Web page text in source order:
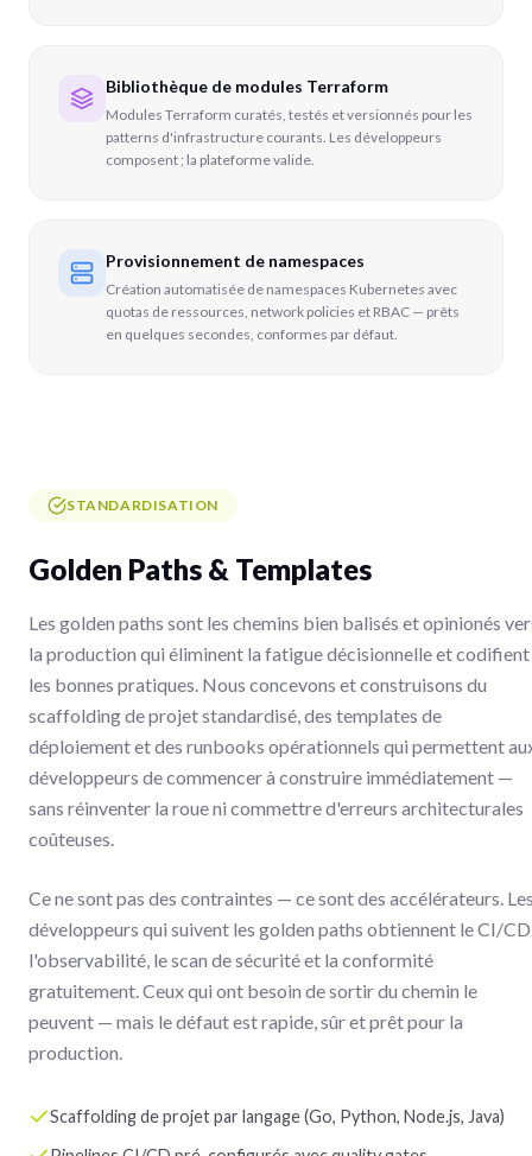
Bibliothèque de modules Terraform
Modules Terraform curatés, testés et versionnés pour les
patterns d'infrastructure courants. Les développeurs
composent ; la plateforme valide.
Provisionnement de namespaces
Création automatisée de namespaces Kubernetes avec
quotas de ressources, network policies et RBAC — prêts
en quelques secondes, conformes par défaut.
STANDARDISATION
Golden Paths & Templates
Les golden paths sont les chemins bien balisés et opinionés
la production qui éliminent la fatigue décisionnelle et codifient
les bonnes pratiques. Nous concevons et construisons du
scaffolding de projet standardisé, des templates de
déploiement et des runbooks opérationnels qui permettent
développeurs de commencer à construire immédiatement —
sans réinventer la roue ni commettre d'erreurs architecturales
coûteuses.
Ce ne sont pas des contraintes — ce sont des accélérateurs.
développeurs qui suivent les golden paths obtiennent le CI/
l'observabilité, le scan de sécurité et la conformité
gratuitement. Ceux qui ont besoin de sortir du chemin le
peuvent — mais le défaut est rapide, sûr et prêt pour la
production.
Scaffolding de projet par langage (Go, Python, Node.js, Java)